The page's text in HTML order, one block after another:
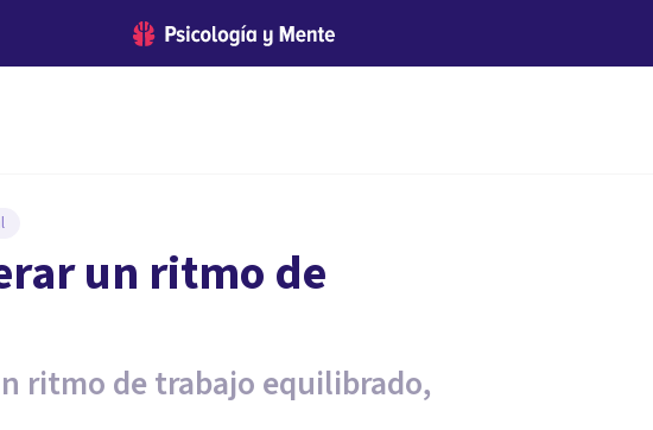
un ritmo de
ritmo de trabajo equilibrado,